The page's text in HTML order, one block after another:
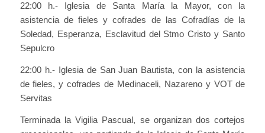
22:00 h.- Iglesia de Santa María la Mayor, con la
asistencia de fieles y cofrades de las Cofradías de la
Soledad, Esperanza, Esclavitud del Stmo Cristo y Santo
Sepulcro
22:00 h.- Iglesia de San Juan Bautista, con la asistencia
de fieles, y cofrades de Medinaceli, Nazareno y VOT de
Servitas
Terminada la Vigilia Pascual, se organizan dos cortejos